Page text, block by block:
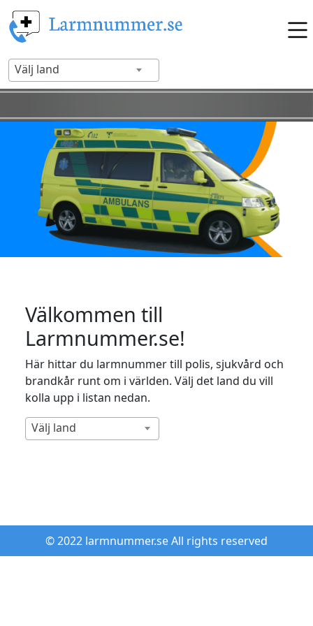
Välj land
Välkommen till
Larmnummer.se!
Här hittar du larmnummer till polis, sjukvård och
brandkår runt om i världen. Välj det land du vill
kolla upp i listan nedan.
Välj land
© 2022 larmnummer.se All rights reserved